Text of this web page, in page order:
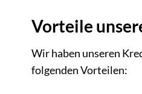
Vorteile
Wir haben unseren
folgenden Vorteilen: